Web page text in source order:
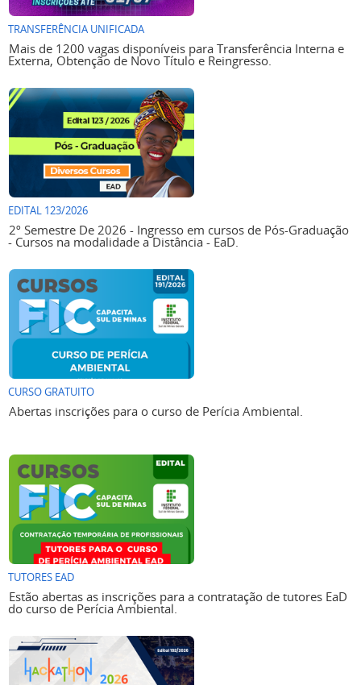
TRANSFERÊNCIA UNIFICADA
Mais de 1200 vagas disponíveis para Transferência Interna e
Externa, Obtenção de Novo Título e Reingresso.
EDITAL 123/2026
2º Semestre De 2026 - Ingresso em cursos de Pós-Graduação
- Cursos na modalidade a Distância - EaD.
CURSO GRATUITO
Abertas inscrições para o curso de Perícia Ambiental.
TUTORES EAD
Estão abertas as inscrições para a contratação de tutores EaD
do curso de Perícia Ambiental.